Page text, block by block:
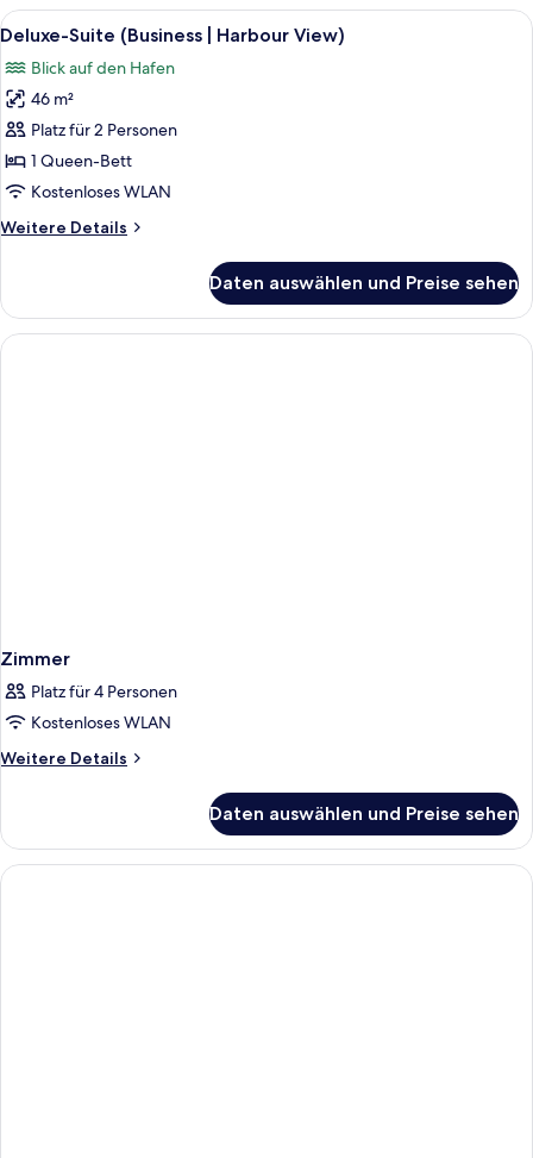
Schlafzimmer
View)
Alle
Fotos
für
Deluxe-
Suite
(Business
View)
Ein Hotelzimmer mit einem großen
6
Deluxe-Suite (Business | Harbour View)
Blick auf den Hafen
46 m²
Platz für 2 Personen
1 Queen-Bett
Kostenloses WLAN
Weitere Details
Weitere
Suite
(Business
|
Daten auswählen und Preise sehen
Zimmer
Platz für 4 Personen
Kostenloses WLAN
Weitere Details
Weitere
Daten auswählen und Preise sehen